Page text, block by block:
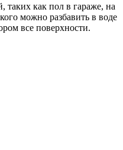
таких как пол в гараже, на
можно разбавить в воде
все поверхности.